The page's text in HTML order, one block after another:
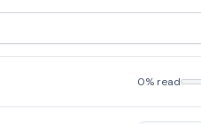
0% read